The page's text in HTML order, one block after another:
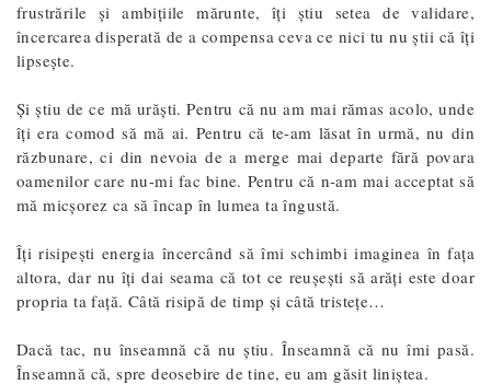
frustrările și ambițiile mărunte, îți știu setea de validare,
încercarea disperată de a compensa ceva ce nici tu nu știi că îți
lipsește.
Și știu de ce mă urăști. Pentru că nu am mai rămas acolo, unde
îți era comod să mă ai. Pentru că te-am lăsat în urmă, nu din
răzbunare, ci din nevoia de a merge mai departe fără povara
oamenilor care nu-mi fac bine. Pentru că n-am mai acceptat să
mă micșorez ca să încap în lumea ta îngustă.
Îți risipești energia încercând să îmi schimbi imaginea în fața
altora, dar nu îți dai seama că tot ce reușești să arăți este doar
propria ta față. Câtă risipă de timp și câtă tristețe…
Dacă tac, nu înseamnă că nu știu. Înseamnă că nu îmi pasă.
Înseamnă că, spre deosebire de tine, eu am găsit liniștea.